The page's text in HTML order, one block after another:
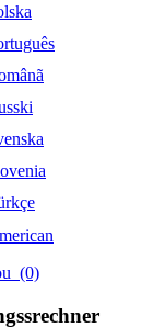
(0)